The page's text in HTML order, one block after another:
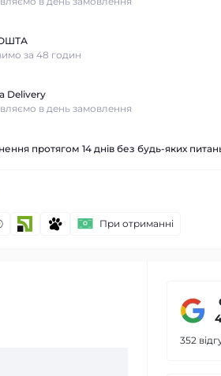
за 48 годин
Delivery
в день замовлення
протягом 14 днів без будь-яких
При отриманні
352